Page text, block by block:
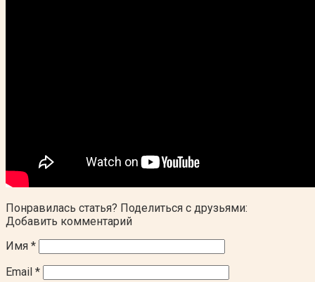
Понравилась статья? Поделиться с друзьями:
Добавить комментарий
Имя *
Email *